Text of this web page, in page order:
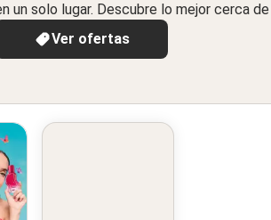
un solo lugar. Descubre lo mejor cerca
Ver ofertas